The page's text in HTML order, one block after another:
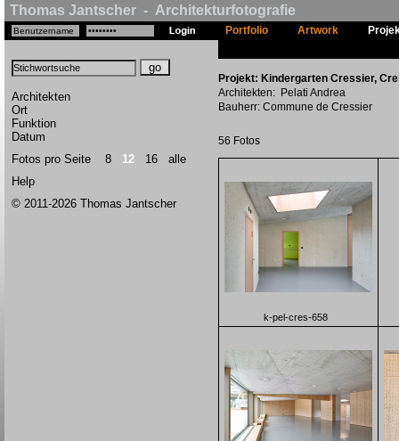
Thomas Jantscher - Architekturfotografie
Architekten
Ort
Funktion
Datum
Fotos pro Seite 8 12 16
alle
Help
© 2011-2026 Thomas Jantscher
Portfolio Artwork
Projekt: Kindergarten Cressier,
Architekten: Pelati Andrea
Bauherr: Commune de Cressier
56 Fotos
k-pel-cres-658